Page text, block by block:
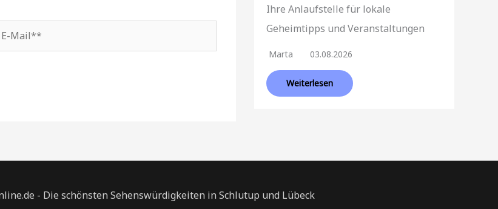
Mail**
Ihre Anlaufstelle für lokale
Geheimtipps und Veranstaltungen
Marta 03.08.2026
Weiterlesen
- Die schönsten Sehenswürdigkeiten in Schlutup und Lübeck